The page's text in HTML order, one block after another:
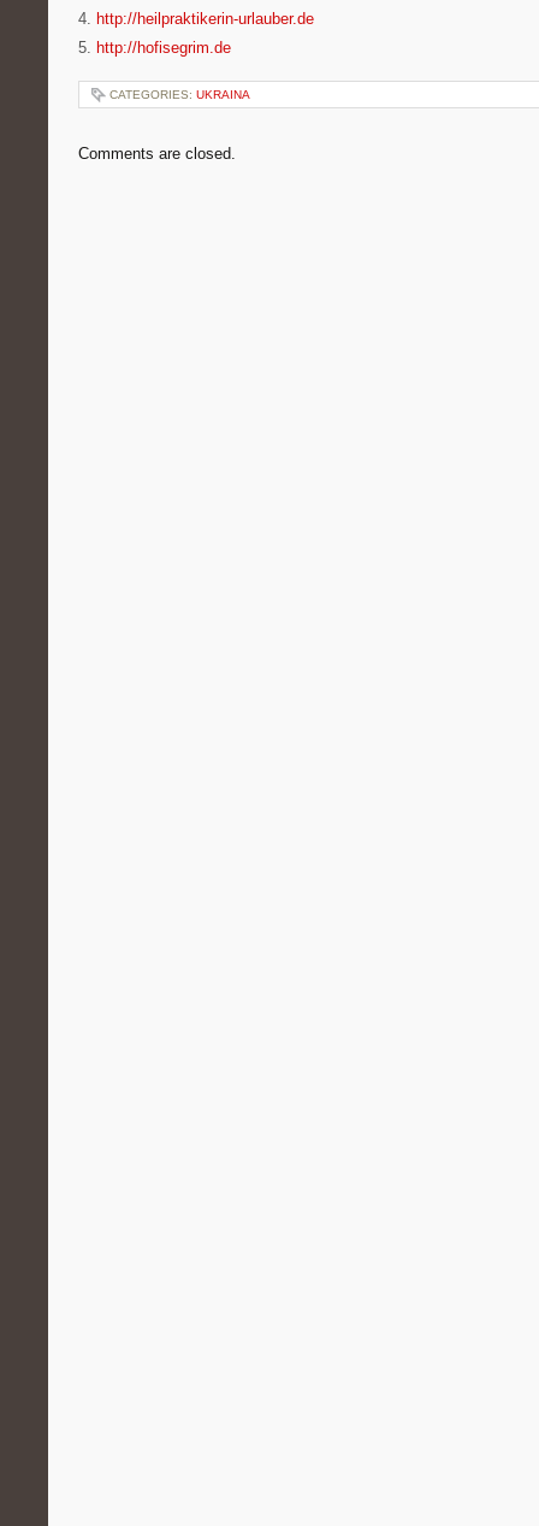
4. http://heilpraktikerin-urlauber.de
5. http://hofisegrim.de
CATEGORIES: UKRAINA
Comments are closed.